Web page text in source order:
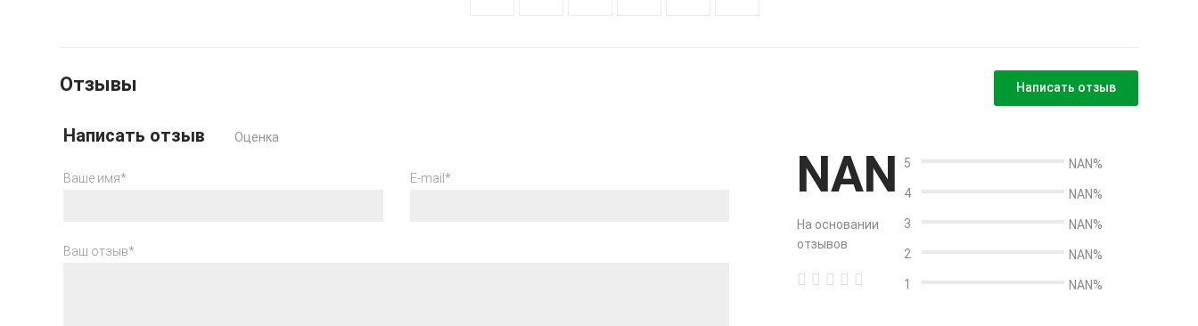
Отзывы Написать отзыв
NAN
На основании
отзывов
5 NAN%
4 NAN%
3 NAN%
2 NAN%
1 NAN%
Написать отзыв Оценка
Ваше имя* E-mail*
Ваш отзыв*